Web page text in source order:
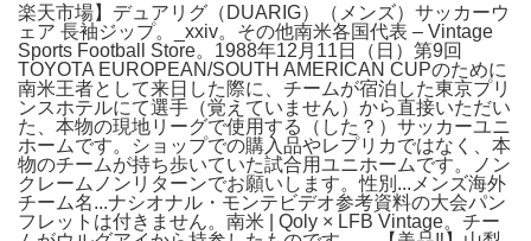
楽天市場】デュアリグ（DUARIG）（メンズ）サッカーウ
ェア 長袖ジップ。_xxiv。その他南米各国代表 – Vintage
Sports Football Store。1988年12月11日（日）第9回
TOYOTA EUROPEAN/SOUTH AMERICAN CUPのために
南米王者として来日した際に、チームが宿泊した東京プリ
ンスホテルにて選手（覚えていません）から直接いただい
た、本物の現地リーグで使用する（した？）サッカーユニ
ホームです。ショップでの購入品やレプリカではなく、本
物のチームが持ち歩いていた試合用ユニホームです。ノン
クレームノンリターンでお願いします。性別...メンズ海外
チーム名...ナシオナル・モンテビデオ参考資料の大会パン
フレットは付きません。南米 | Qoly × LFB Vintage。チー